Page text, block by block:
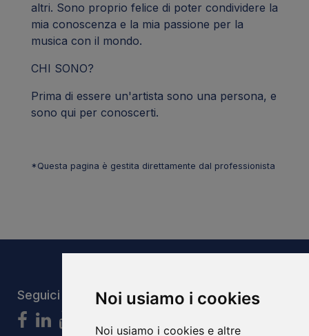
Noi usiamo i cookies
Noi usiamo i cookies e altre
altri. Sono proprio felice di poter condividere la
mia conoscenza e la mia passione per la
musica con il mondo.
CHI SONO?
Prima di essere un'artista sono una persona, e
sono qui per conoscerti.
*Questa pagina è gestita direttamente dal professionista
Seguici